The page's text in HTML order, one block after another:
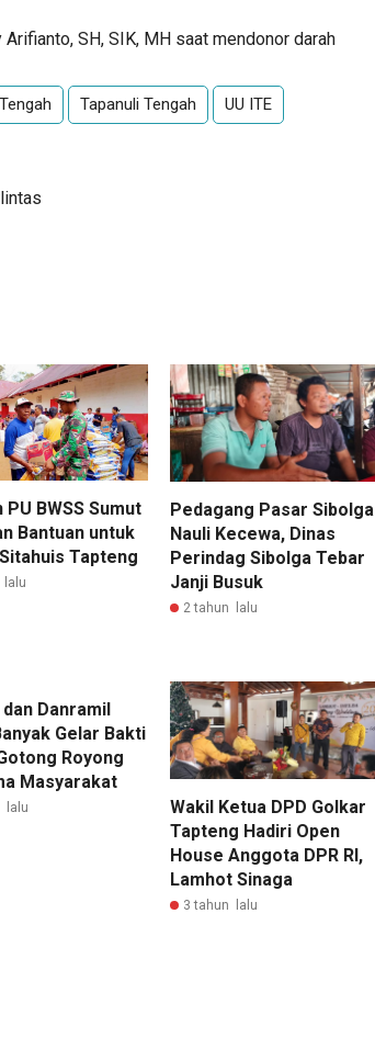
SH, SIK, MH saat mendonor darah
Tapanuli Tengah UU ITE
PU BWSS Sumut
Bantuan untuk
Tapteng
lalu
Pedagang Pasar Sibolga
Nauli Kecewa, Dinas
Perindag Sibolga Tebar
Janji Busuk
2 tahun lalu
Danramil
Gelar Bakti
Royong
Masyarakat
lalu
Wakil Ketua DPD Golkar
Tapteng Hadiri Open
House Anggota DPR RI,
Lamhot Sinaga
3 tahun lalu